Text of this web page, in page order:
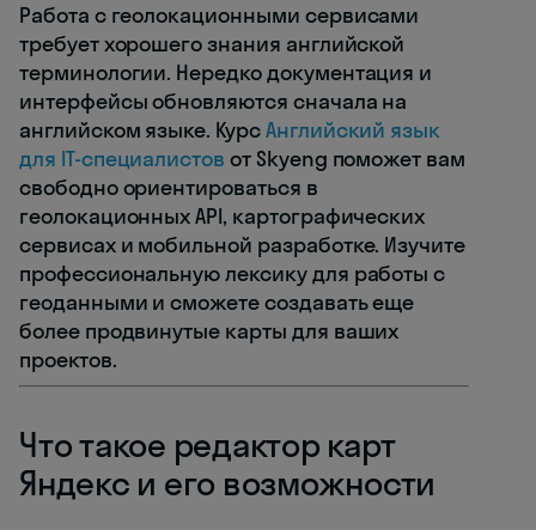
Работа с геолокационными сервисами
требует хорошего знания английской
терминологии. Нередко документация и
интерфейсы обновляются сначала на
английском языке. КурсАнглийский язык
для IT-специалистов от Skyeng поможет вам
свободно ориентироваться в
геолокационных API, картографических
сервисах и мобильной разработке. Изучите
профессиональную лексику для работы с
геоданными и сможете создавать еще
более продвинутые карты для ваших
проектов.
Что такое редактор карт
Яндекс и его возможности